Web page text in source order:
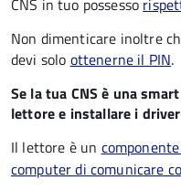
CNS in tuo possesso
Non dimenticare inoltre
devi solo ottenerne il PIN.
Se la tua CNS è una
lettore e installare i
Il lettore è un
computer di comunicare